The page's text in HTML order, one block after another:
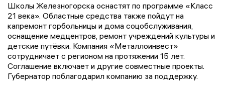
Школы Железногорска оснастят по программе «Класс
21 века». Областные средства также пойдут на
капремонт горбольницы и дома соцобслуживания,
оснащение медцентров, ремонт учреждений культуры и
детские путёвки. Компания «Металлоинвест»
сотрудничает с регионом на протяжении 15 лет.
Соглашение включает и другие совместные проекты.
Губернатор поблагодарил компанию за поддержку.